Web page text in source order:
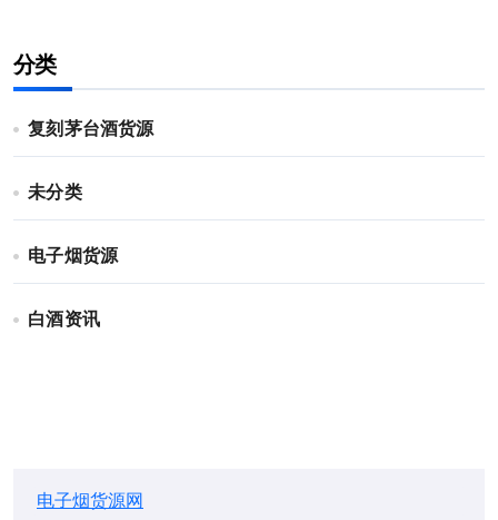
分类
复刻茅台酒货源
未分类
电子烟货源
白酒资讯
电子烟货源网